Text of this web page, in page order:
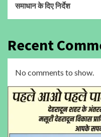
समाधान के दिए निर्देश
Recent
No comments to show.